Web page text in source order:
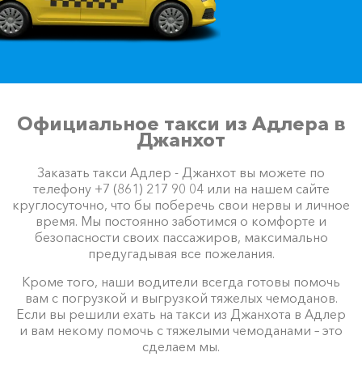
Официальное такси из Адлера в
Джанхот
Заказать такси Адлер - Джанхот вы можете по
телефону +7 (861) 217 90 04 или на нашем сайте
круглосуточно, что бы поберечь свои нервы и личное
время. Мы постоянно заботимся о комфорте и
безопасности своих пассажиров, максимально
предугадывая все пожелания.
Кроме того, наши водители всегда готовы помочь
вам с погрузкой и выгрузкой тяжелых чемоданов.
Если вы решили ехать на такси из Джанхота в Адлер
и вам некому помочь с тяжелыми чемоданами – это
сделаем мы.